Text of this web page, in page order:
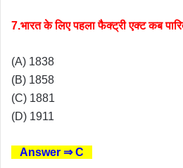
7.भारत के लिए पहला फैक्ट्री एक्ट कब
(A) 1838
(B) 1858
(C) 1881
(D) 1911
Answer ⇒ C